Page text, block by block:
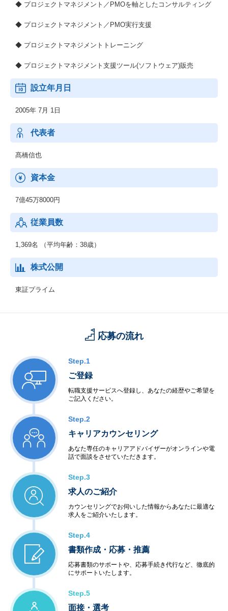
◆ プロジェクトマネジメント／PMOを軸としたコンサルティング
◆ プロジェクトマネジメント／PMO実行支援
◆ プロジェクトマネジメントトレーニング
◆ プロジェクトマネジメント支援ツール(ソフトウェア)販売
設立年月日
2005年 7月 1日
代表者
髙橋信也
資本金
7億45万8000円
従業員数
1,369名 （平均年齢：38歳）
株式公開
東証プライム
応募の流れ
Step.1
ご登録
転職支援サービスへ登録し、あなたの経歴やご希望を
ご記入ください。
Step.2
キャリアカウンセリング
あなた専任のキャリアアドバイザーがオンラインや電
話で面談をさせていただきます。
Step.3
求人のご紹介
カウンセリングでお伺いした情報からあなたに最適な
求人をご紹介いたします。
Step.4
書類作成・応募・推薦
応募書類のサポートや、応募手続き代行など、徹底的
にサポートいたします。
Step.5
面接・選考